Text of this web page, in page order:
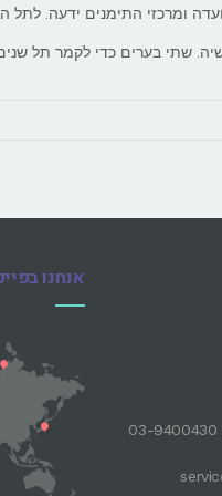
ומרכזי התימנים ידעה. לתל
שתי בערים כדי לקמר תל
אנחנו